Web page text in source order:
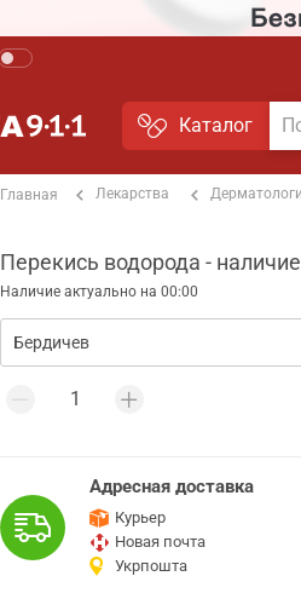
Каталог
Главная Лекарства
Перекись водорода -
Наличие актуально на 00:00
Адресная доставка
Курьер
Новая почта
Укрпошта